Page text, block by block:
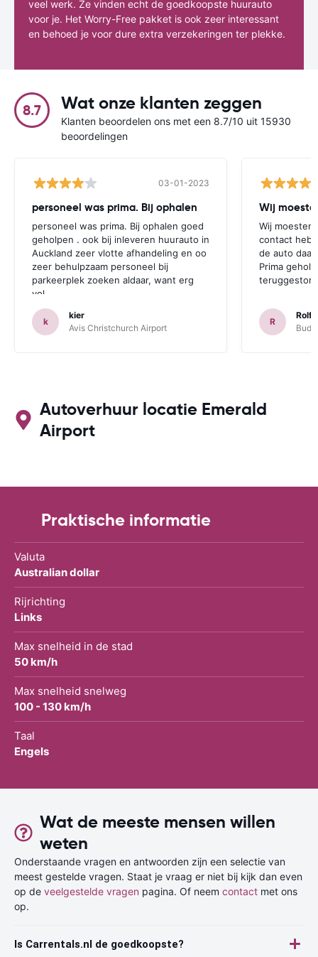
veel werk. Ze vinden echt de goedkoopste huurauto
voor je. Het Worry-Free pakket is ook zeer interessant
en behoed je voor dure extra verzekeringen ter plekke.
8.7 Wat onze klanten zeggen
Klanten beoordelen ons met een 8.7/10 uit 15930
beoordelingen
03-01-2023
personeel was prima. Bij ophalen
personeel was prima. Bij ophalen goed
geholpen . ook bij inleveren huurauto in
Auckland zeer vlotte afhandeling en oo
zeer behulpzaam personeel bij
parkeerplek zoeken aldaar, want erg
vol.
k
kier
Avis Christchurch Airport
Wij
Wij moesten
contact
de auto
Prima
R
Rolf
Autoverhuur locatie Emerald
Airport
Praktische informatie
Valuta
Australian dollar
Rijrichting
Links
Max snelheid in de stad
50 km/h
Max snelheid snelweg
100 - 130 km/h
Taal
Engels
Wat de meeste mensen willen
weten
Onderstaande vragen en antwoorden zijn een selectie van
meest gestelde vragen. Staat je vraag er niet bij kijk dan even
op de veelgestelde vragen pagina. Of neem contact met ons
op.
Is Carrentals.nl de goedkoopste?